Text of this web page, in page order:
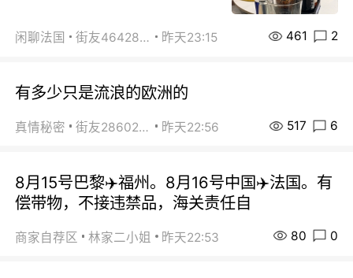
闲聊法国 街友46428878 昨天23:15 461 2
有多少只是流浪的欧洲的
真情秘密 街友28602925 昨天22:56 517 6
8月15号巴黎✈️福州。8月16号中国✈️法国。有
偿带物，不接违禁品，海关责任自
商家自荐区 林家二小姐 昨天22:53 80 0